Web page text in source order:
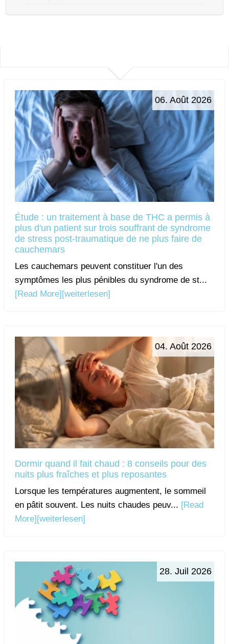
06. Août 2026
Étude : un traitement à base de THC a permis à
plus d'un patient sur trois souffrant de syndrome
de stress post-traumatique de ne plus faire de
cauchemars
Les cauchemars peuvent constituer l'un des
symptômes les plus pénibles du syndrome de st...
[Read More] [weiterlesen]
04. Août 2026
Dormir quand il fait chaud : 8 conseils pour des
nuits plus fraîches et plus reposantes
Lorsque les températures augmentent, le sommeil
en pâtit souvent. Les nuits chaudes peuv... [Read
More] [weiterlesen]
28. Juil 2026